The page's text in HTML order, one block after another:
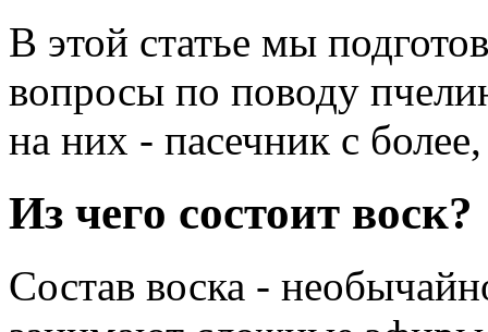
В этой статье мы
вопросы по поводу
на них - пасечник с
Из чего состоит воск?
Состав воска -